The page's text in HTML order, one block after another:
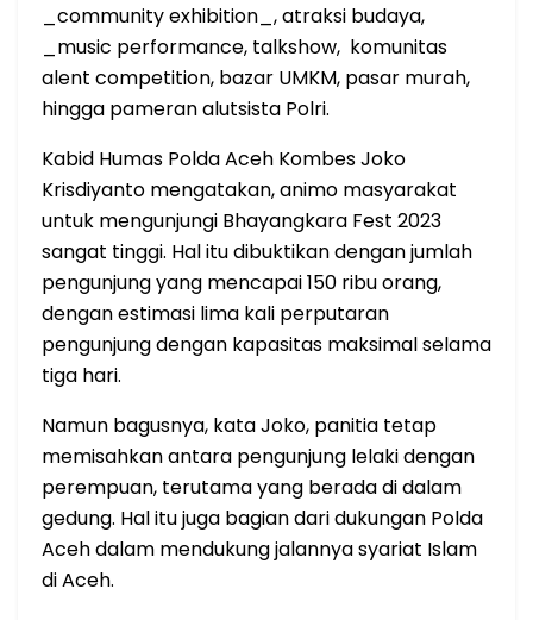
_community exhibition_, atraksi budaya,
_music performance, talkshow, komunitas
alent competition, bazar UMKM, pasar murah,
hingga pameran alutsista Polri.
Kabid Humas Polda Aceh Kombes Joko
Krisdiyanto mengatakan, animo masyarakat
untuk mengunjungi Bhayangkara Fest 2023
sangat tinggi. Hal itu dibuktikan dengan jumlah
pengunjung yang mencapai 150 ribu orang,
dengan estimasi lima kali perputaran
pengunjung dengan kapasitas maksimal selama
tiga hari.
Namun bagusnya, kata Joko, panitia tetap
memisahkan antara pengunjung lelaki dengan
perempuan, terutama yang berada di dalam
gedung. Hal itu juga bagian dari dukungan Polda
Aceh dalam mendukung jalannya syariat Islam
di Aceh.